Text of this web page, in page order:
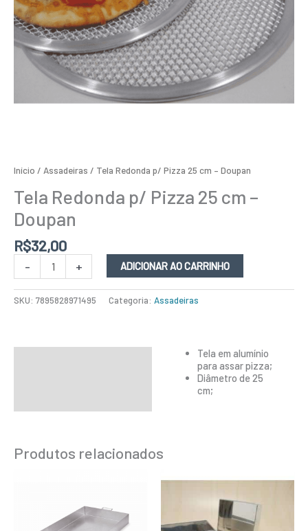
Início / Assadeiras / Tela Redonda p/ Pizza 25 cm – Doupan
Tela Redonda p/ Pizza 25 cm –
Doupan
R$32,00
- + ADICIONAR AO CARRINHO
SKU: 7895828971495 Categoria: Assadeiras
Tela em alumínio
para assar pizza;
Diâmetro de 25
cm;
Produtos relacionados